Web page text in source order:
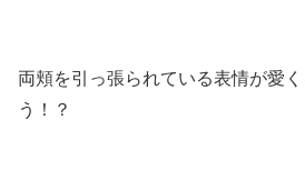
両頬を引っ張られている表情が愛
う！？